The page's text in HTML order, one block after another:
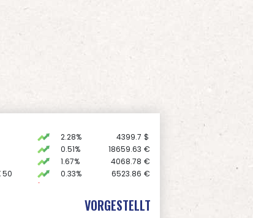
2.28% 4399.7 $
0.51% 18659.63 €
1.67% 4068.78 €
50
0.33% 6523.86 €
26319.45 €
1.1562 $
VORGESTELLT